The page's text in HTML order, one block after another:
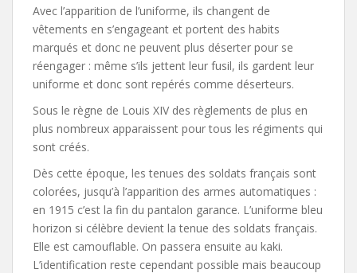
Avec l’apparition de l’uniforme, ils changent de
vêtements en s’engageant et portent des habits
marqués et donc ne peuvent plus déserter pour se
réengager : même s’ils jettent leur fusil, ils gardent leur
uniforme et donc sont repérés comme déserteurs.
Sous le règne de Louis XIV des règlements de plus en
plus nombreux apparaissent pour tous les régiments qui
sont créés.
Dès cette époque, les tenues des soldats français sont
colorées, jusqu’à l’apparition des armes automatiques :
en 1915 c’est la fin du pantalon garance. L’uniforme bleu
horizon si célèbre devient la tenue des soldats français.
Elle est camouflable. On passera ensuite au kaki.
L’identification reste cependant possible mais beaucoup